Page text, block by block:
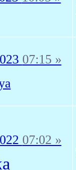
07:15 »
07:02 »